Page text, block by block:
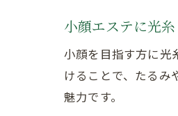
小顔エステに光
小顔を目指す方に光
けることで、たるみ
魅力です。